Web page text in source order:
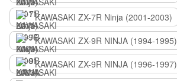
KAWASAKI ZX-7R Ninja (2001-2003)
KAWASAKI ZX-9R NINJA (1994-1995)
KAWASAKI ZX-9R NINJA (1996-1997)